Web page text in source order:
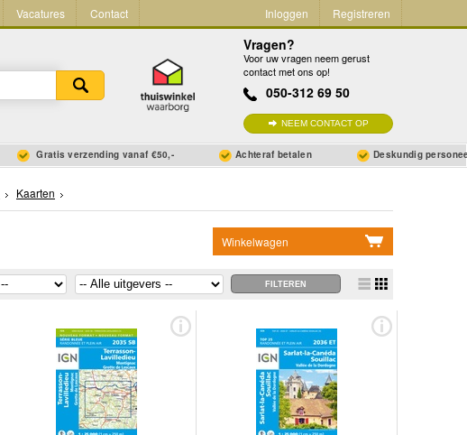
Vacatures Contact Inloggen Registreren
Vragen?
Voor uw vragen neem gerust
contact met ons op!
050-312 69 50
NEEM CONTACT OP
Gratis verzending vanaf €50,- Achteraf betalen Deskundig
Kaarten
Winkelwagen
Ga naar winkelwagen